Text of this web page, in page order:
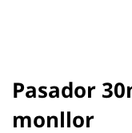
Pasador
monllor
Saltar
al
comienzo